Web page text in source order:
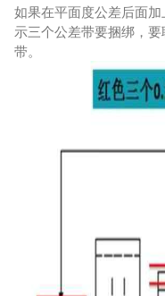
如果在平面度公差后面
示三个公差带要捆绑，
带。